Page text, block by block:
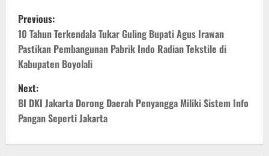
P
o
s
t
n
a
Previous:
10 Tahun Terkendala Tukar Guling Bupati Agus Irawan
Pastikan Pembangunan Pabrik Indo Radian Tekstile di
Kabupaten Boyolali
Next:
BI DKI Jakarta Dorong Daerah Penyangga Miliki Sistem Info
Pangan Seperti Jakarta